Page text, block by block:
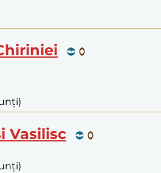
Vasilisc